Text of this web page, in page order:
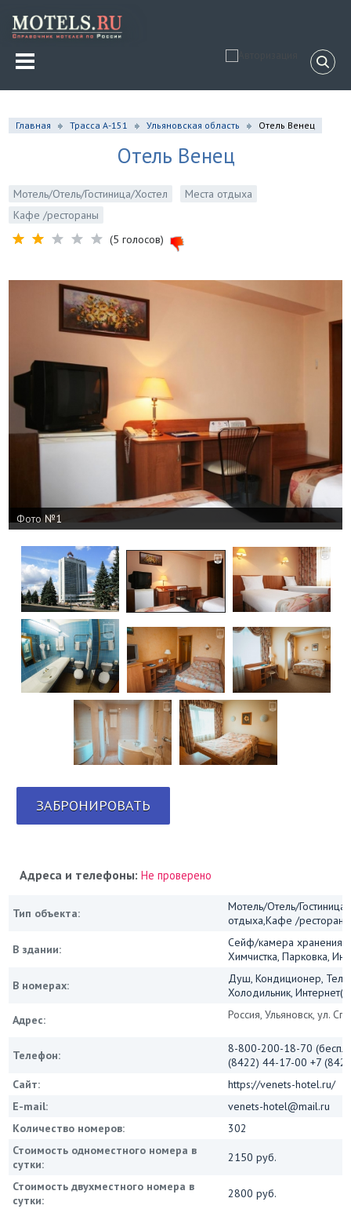
Главная Трасса А-151 Ульяновская область Отель Венец
Отель Венец
Мотель/Отель/Гостиница/Хостел
Места отдыха
Кафе /рестораны
(5 голосов)
Фото №1
ЗАБРОНИРОВАТЬ
Адреса и телефоны:Не проверено
Тип объекта:
Мотель/Отель/
отдыха,Кафе /рестораны
В здании:
Сейф/камера хранения,
Химчистка, Парковка,
В номерах:
Душ, Кондиционер,
Холодильник,
Адрес:
Россия, Ульяновск, ул.
Телефон:
8-800-200-18-70
(8422) 44-17-00 +7
Сайт:
https://venets-hotel.ru/
E-mail:
venets-hotel@mail.ru
Количество номеров:
302
Стоимость одноместного номера в
сутки:
2150 руб.
Стоимость двухместного номера в
сутки:
2800 руб.